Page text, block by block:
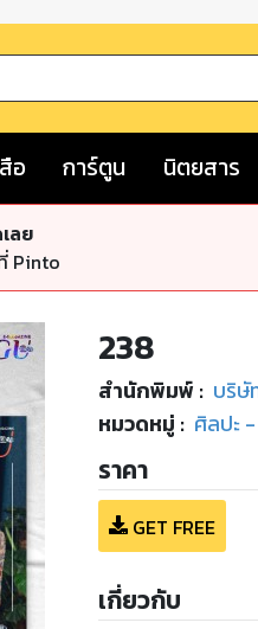
อ การ์ตูน นิตยสาร
ลย
Pinto
238
สำนักพิมพ์ : บริษั
หมวดหมู่ : ศิลปะ
ราคา
GET FREE
เกี่ยวกับ